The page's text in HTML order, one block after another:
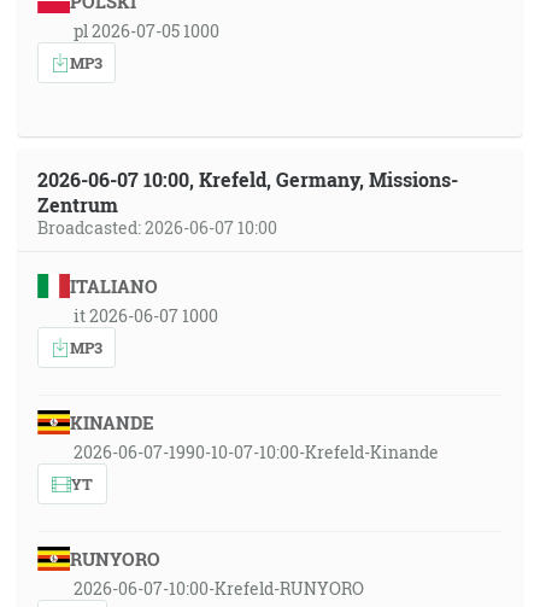
pl 2026-07-05 1000
MP3
2026-06-07 10:00, Krefeld, Germany, Missions-
Zentrum
Broadcasted: 2026-06-07 10:00
ITALIANO
it 2026-06-07 1000
MP3
KINANDE
2026-06-07-1990-10-07-10:00-Krefeld-Kinande
YT
RUNYORO
2026-06-07-10:00-Krefeld-RUNYORO